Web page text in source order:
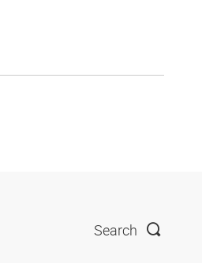
Search